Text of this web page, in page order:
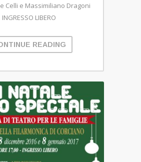
Celli e Massimiliano Dragoni
INGRESSO LIBERO
READING